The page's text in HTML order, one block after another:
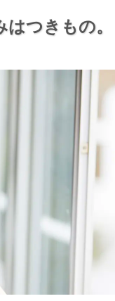
はつきもの。